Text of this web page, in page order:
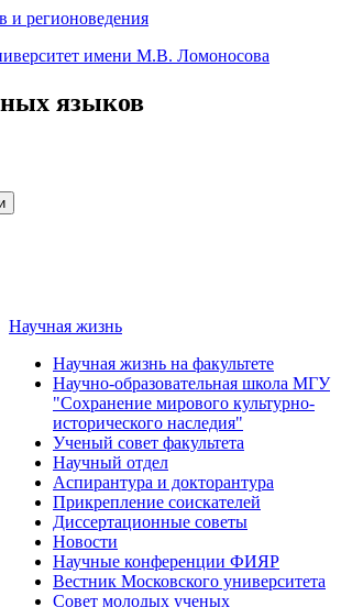
имени М.В. Ломоносова
языков
Научная жизнь
Научная жизнь на факультете
Научно-образовательная школа МГУ
"Сохранение мирового культурно-
исторического наследия"
Ученый совет факультета
Научный отдел
Аспирантура и докторантура
Прикрепление соискателей
Диссертационные советы
Новости
Научные конференции ФИЯР
Вестник Московского университета
Совет молодых ученых